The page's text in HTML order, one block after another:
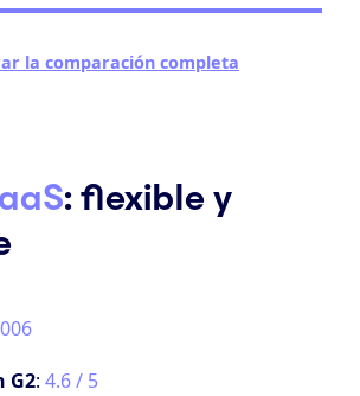
la comparación completa
: flexible y
G2: 4.6 / 5